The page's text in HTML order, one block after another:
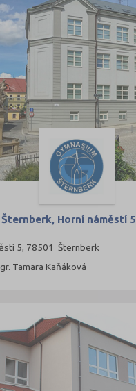
Šternberk, Horní náměstí 5
5, 78501 Šternberk
Tamara Kaňáková